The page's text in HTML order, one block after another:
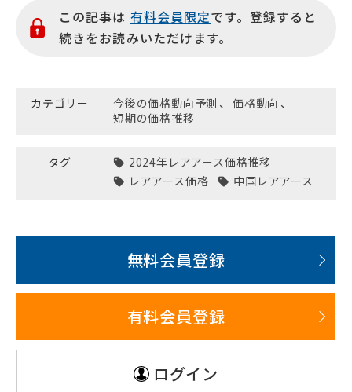
この記事は 有料会員限定です。登録すると
続きをお読みいただけます。
カテゴリー 今後の価格動向予測 、 価格動向 、
短期の価格推移
タグ
2024年レアアース価格推移
レアアース価格
中国レアアース
無料会員登録
有料会員登録
ログイン